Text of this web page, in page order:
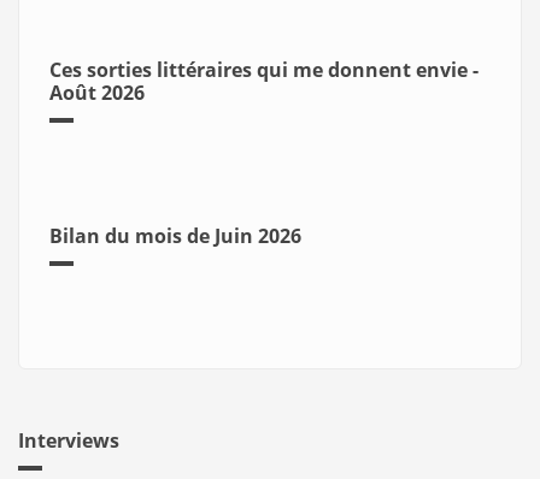
Ces sorties littéraires qui me donnent envie -
Août 2026
Bilan du mois de Juin 2026
Interviews